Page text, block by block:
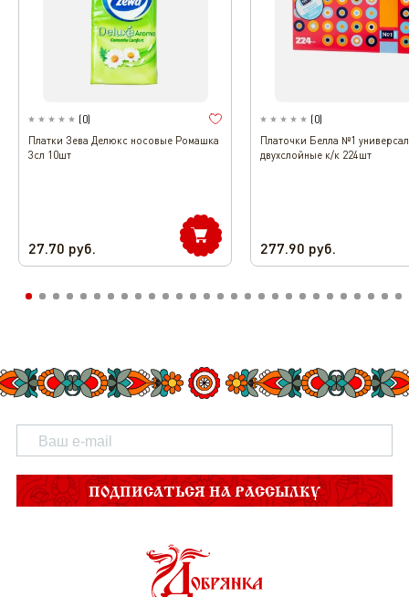
(0)
Платки Зева Делюкс носовые Ромашка
3сл 10шт
27.70 руб.
(0)
Платочки Белла №1
двухслойные к/к 224шт
277.90 руб.
ПОДПИСАТЬСЯ НА РАССЫЛКУ